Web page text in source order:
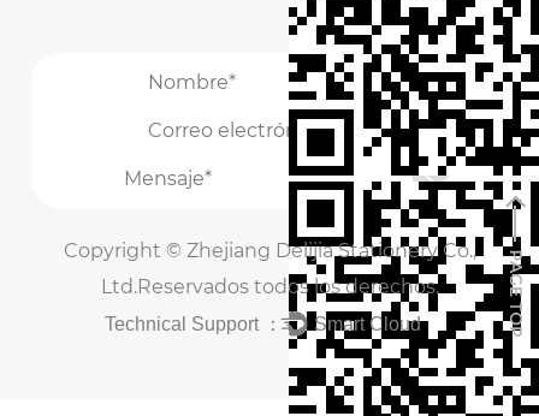
/
Copyright © Zhejiang Delijia Stationery Co.,
Ltd.Reservados todos los derechos.
Technical Support ： Smart Cloud